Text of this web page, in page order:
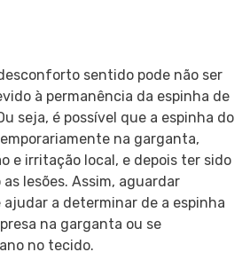
sentido pode não ser
à permanência da espinha de
seja, é possível que a espinha do
na garganta,
e irritação local, e depois ter sido
lesões. Assim, aguardar
ajudar a determinar de a espinha
na garganta ou se
no tecido.